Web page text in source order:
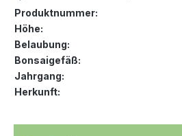
Produktnummer:
Höhe:
Belaubung:
Bonsaigefäß:
Jahrgang:
Herkunft: